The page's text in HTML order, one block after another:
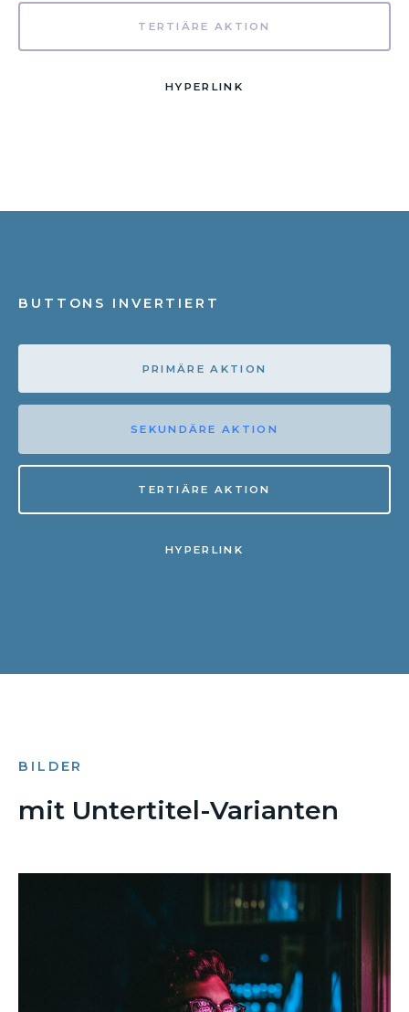
TERTIÄRE AKTION
HYPERLINK
BUTTONS INVERTIERT
PRIMÄRE AKTION
SEKUNDÄRE AKTION
TERTIÄRE AKTION
HYPERLINK
BILDER
mit Untertitel-Varianten